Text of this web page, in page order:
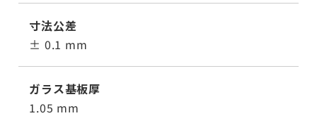
寸法公差
± 0.1 mm
ガラス基板厚
1.05 mm